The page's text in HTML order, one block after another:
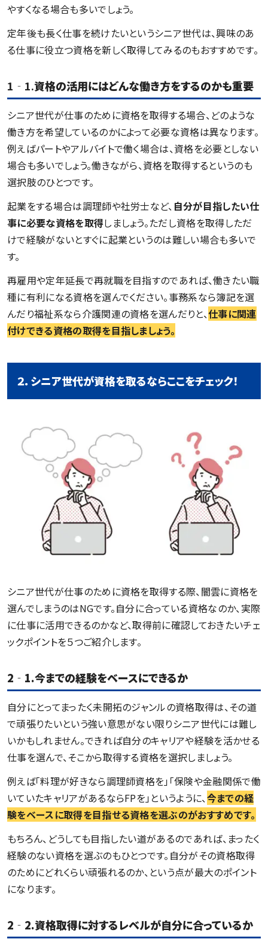
やすくなる場合も多いでしょう。
定年後も長く仕事を続けたいというシニア世代は、興味のあ
る仕事に役立つ資格を新しく取得してみるのもおすすめです。
1‐1.資格の活用にはどんな働き方をするのかも重要
シニア世代が仕事のために資格を取得する場合、どのような
働き方を希望しているのかによって必要な資格は異なります。
例えばパートやアルバイトで働く場合は、資格を必要としない
場合も多いでしょう。働きながら、資格を取得するというのも
選択肢のひとつです。
起業をする場合は調理師や社労士など、 自分が目指したい仕
事に必要な資格を取得しましょう。ただし資格を取得しただ
けで経験がないとすぐに起業というのは難しい場合も多いで
す。
再雇用や定年延長で再就職を目指すのであれば、働きたい職
種に有利になる資格を選んでください。事務系なら簿記を選
んだり福祉系なら介護関連の資格を選んだりと、仕事に関連
付けできる資格の取得を目指しましょう。
２．シニア世代が資格を取るならここをチェック！
シニア世代が仕事のために資格を取得する際、闇雲に資格を
選んでしまうのはNGです。自分に合っている資格なのか、実際
に仕事に活用できるのかなど、取得前に確認しておきたいチェ
ックポイントを５つご紹介します。
2‐1.今までの経験をベースにできるか
自分にとってまったく未開拓のジャンルの資格取得は、その道
で頑張りたいという強い意思がない限りシニア世代には難し
いかもしれません。できれば自分のキャリアや経験を活かせる
仕事を選んで、そこから取得する資格を選択しましょう。
例えば「料理が好きなら調理師資格を」「保険や金融関係で働
いていたキャリアがあるならFPを」というように、今までの経
験をベースに取得を目指せる資格を選ぶのがおすすめです。
もちろん、どうしても目指したい道があるのであれば、まったく
経験のない資格を選ぶのもひとつです。自分がその資格取得
のためにどれくらい頑張れるのか、という点が最大のポイント
になります。
2‐2.資格取得に対するレベルが自分に合っているか